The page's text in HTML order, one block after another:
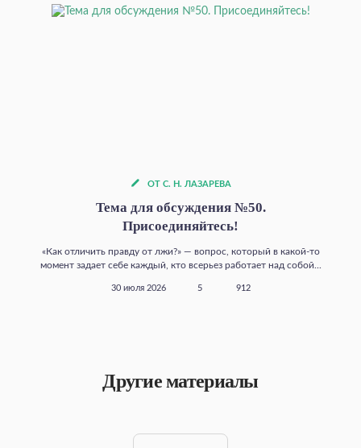
ОТ С. Н. ЛАЗАРЕВА
Тема для обсуждения №50.
Присоединяйтесь!
«Как отличить правду от лжи?» — вопрос, который в какой‑то
момент задает себе каждый, кто всерьез работает над собой...
30 июля 2026 5 912
Другие материалы